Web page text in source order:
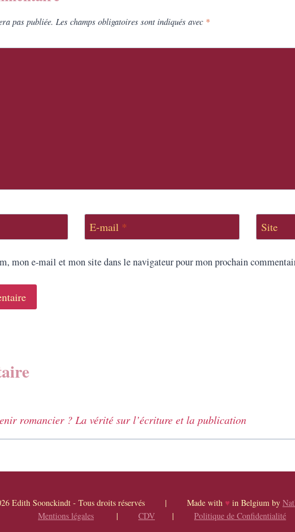
pas publiée. Les champs obligatoires sont indiqués avec *
E-mail * Site
mon e-mail et mon site dans le navigateur pour mon prochain
romancier ? La vérité sur l’écriture et la publication
Edith Soonckindt - Tous droits réservés | Made with ♥ in Belgium by
Mentions légales | CDV | Politique de Confidentialité